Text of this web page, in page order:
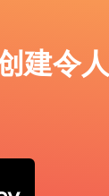
建令人